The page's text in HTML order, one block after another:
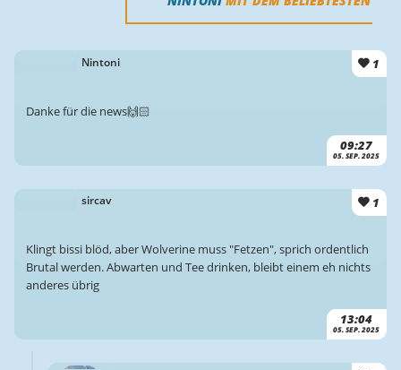
1
09:27
05. SEP. 2025
Danke für die news🙌🏻
1
13:04
05. SEP. 2025
Klingt bissi blöd, aber Wolverine muss "Fetzen", sprich ordentlich
Brutal werden. Abwarten und Tee drinken, bleibt einem eh nichts
anderes übrig